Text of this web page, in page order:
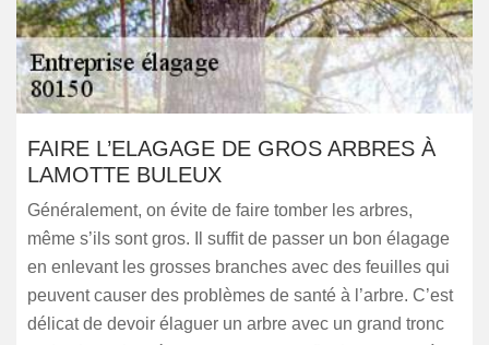
FAIRE L’ELAGAGE DE GROS ARBRES À
LAMOTTE BULEUX
Généralement, on évite de faire tomber les arbres,
même s’ils sont gros. Il suffit de passer un bon élagage
en enlevant les grosses branches avec des feuilles qui
peuvent causer des problèmes de santé à l’arbre. C’est
délicat de devoir élaguer un arbre avec un grand tronc